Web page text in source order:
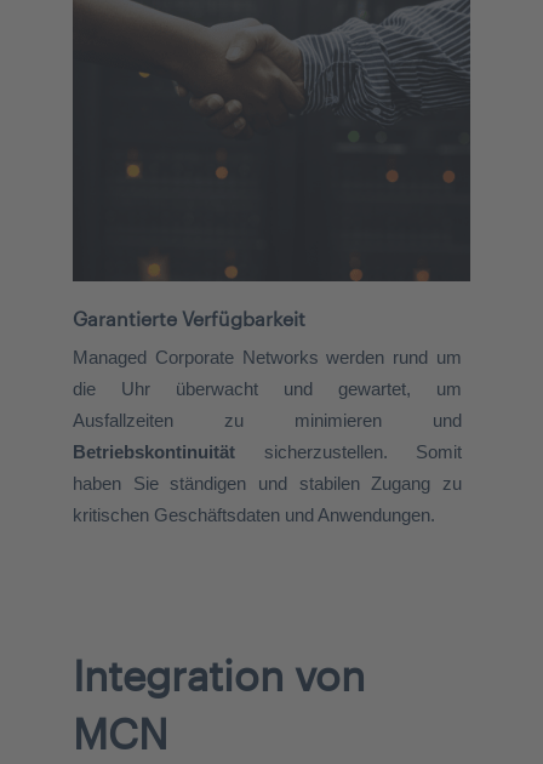
Garantierte Verfügbarkeit
Managed Corporate Networks werden rund um
die Uhr überwacht und gewartet, um
Ausfallzeiten zu minimieren und
Betriebskontinuität sicherzustellen. Somit
haben Sie ständigen und stabilen Zugang zu
kritischen Geschäftsdaten und Anwendungen.
Integration von
MCN